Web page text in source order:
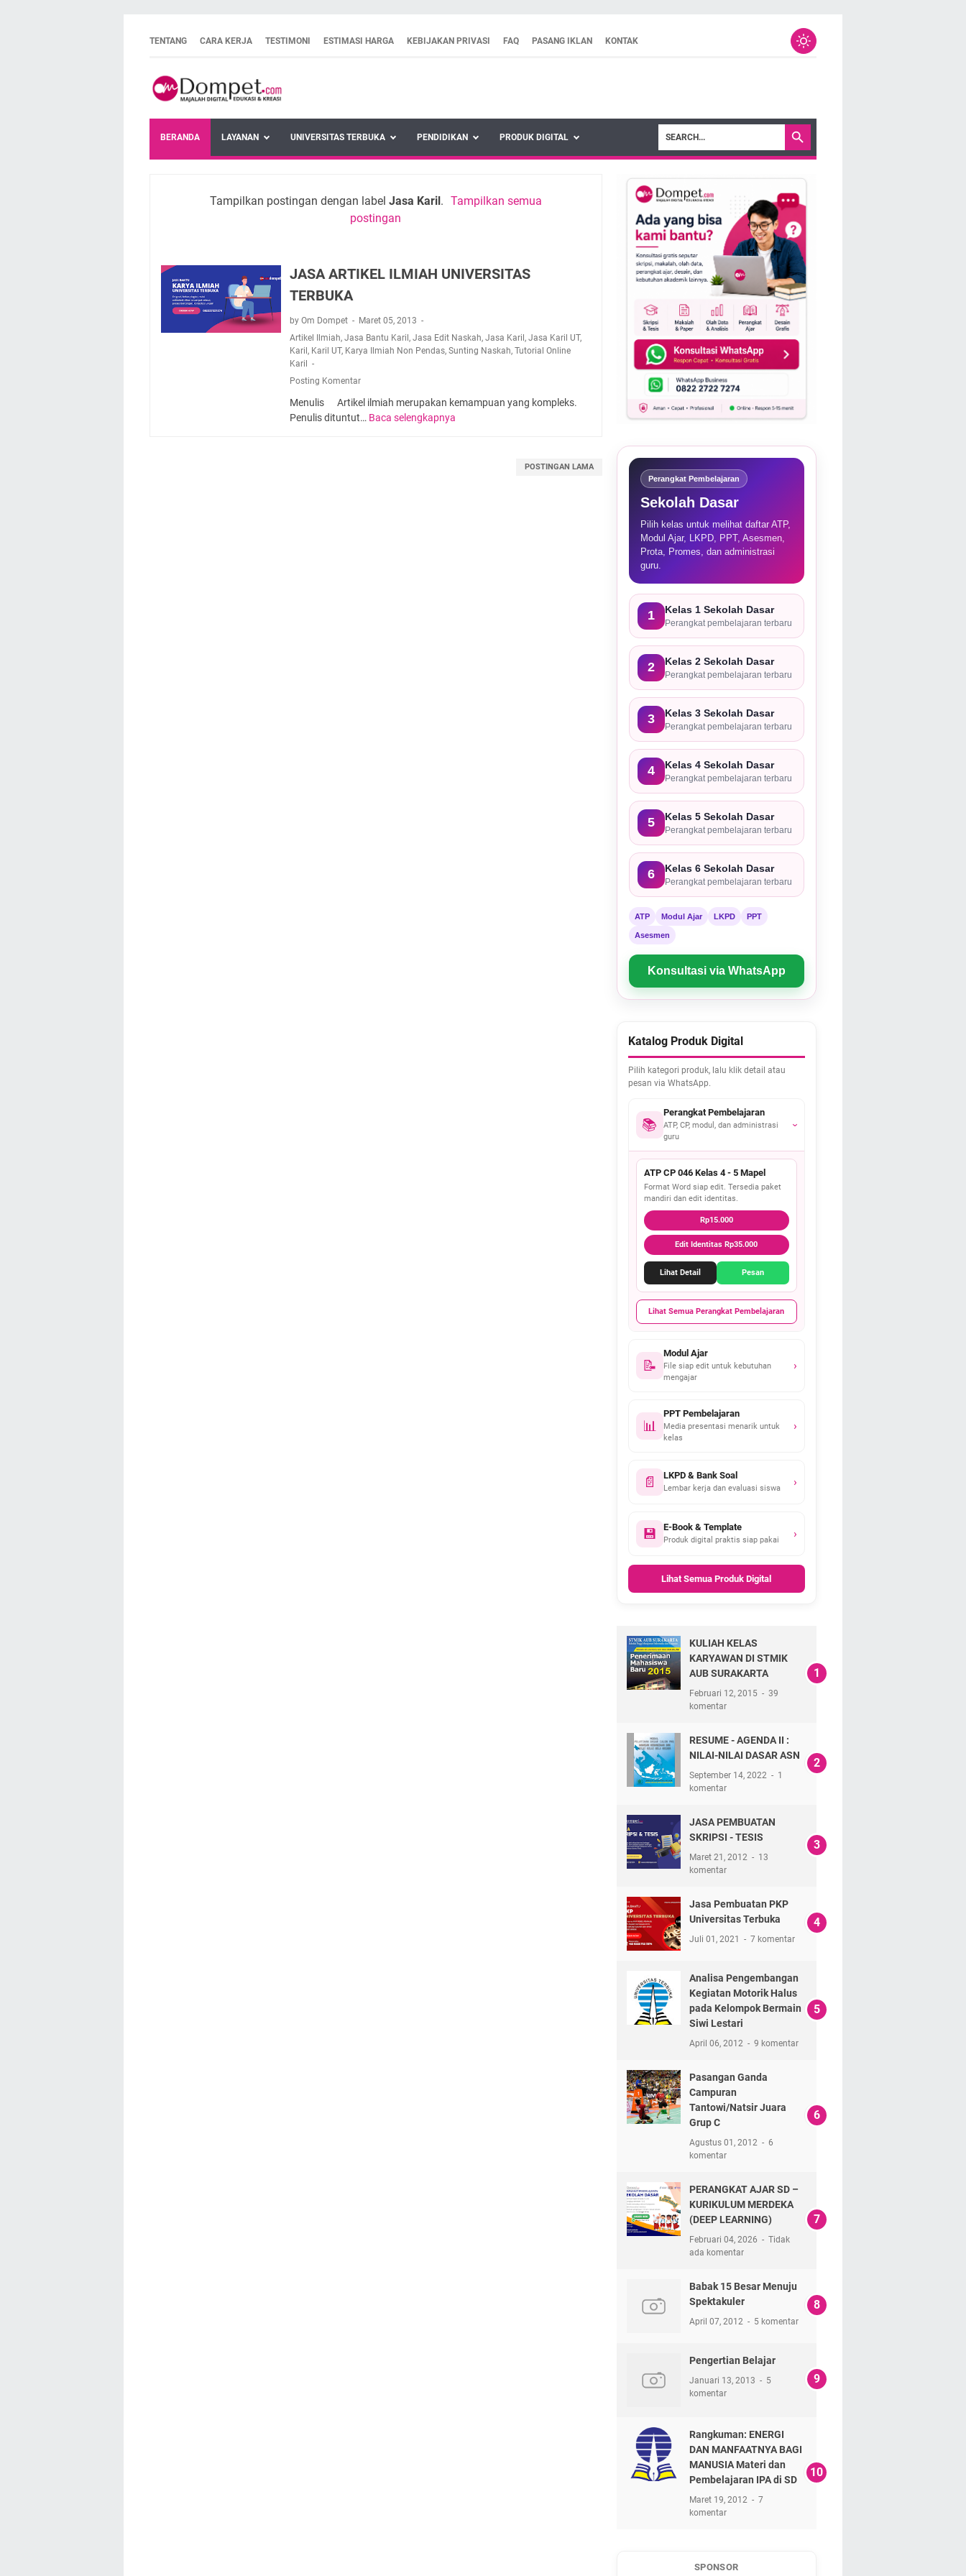
TENTANG CARA KERJA TESTIMONI ESTIMASI HARGA KEBIJAKAN PRIVASI FAQ PASANG IKLAN KONTAK
BERANDA LAYANAN UNIVERSITAS TERBUKA PENDIDIKAN PRODUK DIGITAL
Tampilkan postingan dengan label Jasa Karil. Tampilkan semua
postingan
JASA ARTIKEL ILMIAH UNIVERSITAS
TERBUKA
by Om Dompet
Maret 05, 2013
Artikel Ilmiah,Jasa Bantu Karil,Jasa Edit Naskah,Jasa Karil,Jasa Karil UT,
Karil, Karil UT, Karya Ilmiah Non Pendas,Sunting Naskah,Tutorial Online
Karil
Posting Komentar
Menulis Artikel ilmiah merupakan kemampuan yang kompleks.
Penulis dituntut… Baca selengkapnya
POSTINGAN LAMA
Perangkat Pembelajaran
Sekolah Dasar
Pilih kelas untuk melihat daftar ATP,
Modul Ajar, LKPD, PPT, Asesmen,
Prota, Promes, dan administrasi
guru.
1 Kelas 1 Sekolah Dasar
Perangkat pembelajaran terbaru
2 Kelas 2 Sekolah Dasar
Perangkat pembelajaran terbaru
3 Kelas 3 Sekolah Dasar
Perangkat pembelajaran terbaru
4 Kelas 4 Sekolah Dasar
Perangkat pembelajaran terbaru
5 Kelas 5 Sekolah Dasar
Perangkat pembelajaran terbaru
6 Kelas 6 Sekolah Dasar
Perangkat pembelajaran terbaru
ATP Modul Ajar LKPD PPT
Asesmen
Konsultasi via WhatsApp
Katalog Produk Digital
Pilih kategori produk, lalu klik detail atau
pesan via WhatsApp.
📚
Perangkat Pembelajaran
ATP, CP, modul, dan administrasi
guru
›
ATP CP 046 Kelas 4 - 5 Mapel
Format Word siap edit. Tersedia paket
mandiri dan edit identitas.
Rp15.000
Edit Identitas Rp35.000
Lihat Detail Pesan
Lihat Semua Perangkat Pembelajaran
📝
Modul Ajar
File siap edit untuk kebutuhan
mengajar
›
📊
PPT Pembelajaran
Media presentasi menarik untuk
kelas
›
📄 LKPD & Bank Soal
Lembar kerja dan evaluasi siswa ›
💾 E-Book & Template
Produk digital praktis siap pakai ›
Lihat Semua Produk Digital
KULIAH KELAS
KARYAWAN DI STMIK
AUB SURAKARTA
Februari 12, 2015
39
komentar
RESUME - AGENDA II :
NILAI-NILAI DASAR ASN
September 14, 2022
1
komentar
JASA PEMBUATAN
SKRIPSI - TESIS
Maret 21, 2012
13
komentar
Jasa Pembuatan PKP
Universitas Terbuka
Juli 01, 2021 7 komentar
Analisa Pengembangan
Kegiatan Motorik Halus
pada Kelompok Bermain
Siwi Lestari
April 06, 2012 9 komentar
Pasangan Ganda
Campuran
Tantowi/Natsir Juara
Grup C
Agustus 01, 2012
6
komentar
PERANGKAT AJAR SD –
KURIKULUM MERDEKA
(DEEP LEARNING)
Februari 04, 2026
Tidak
ada komentar
Babak 15 Besar Menuju
Spektakuler
April 07, 2012 5 komentar
Pengertian Belajar
Januari 13, 2013
5
komentar
Rangkuman: ENERGI
DAN MANFAATNYA BAGI
MANUSIA Materi dan
Pembelajaran IPA di SD
Maret 19, 2012
7
komentar
SPONSOR